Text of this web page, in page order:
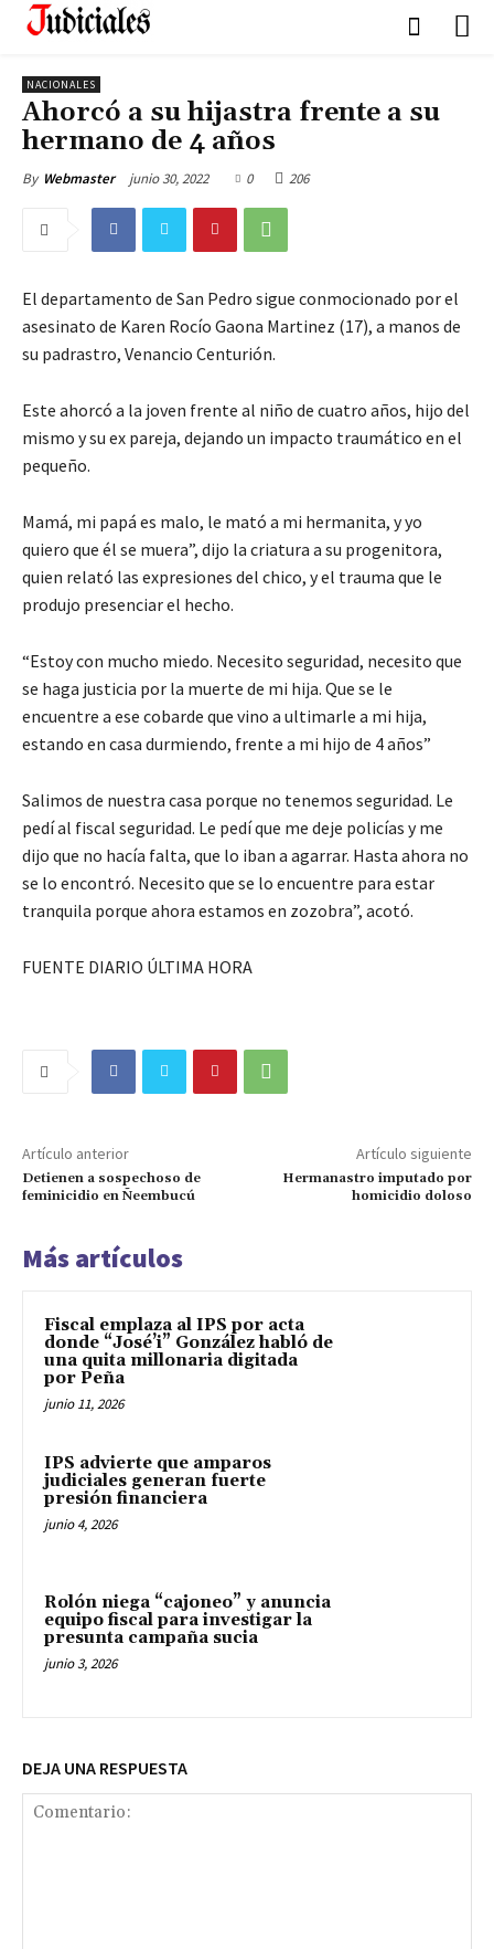
NACIONALES
Ahorcó a su hijastra frente a su
hermano de 4 años
By Webmaster junio 30, 2022 0 206
El departamento de San Pedro sigue conmocionado por el
asesinato de Karen Rocío Gaona Martinez (17), a manos de
su padrastro, Venancio Centurión.
Este ahorcó a la joven frente al niño de cuatro años, hijo del
mismo y su ex pareja, dejando un impacto traumático en el
pequeño.
Mamá, mi papá es malo, le mató a mi hermanita, y yo
quiero que él se muera”, dijo la criatura a su progenitora,
quien relató las expresiones del chico, y el trauma que le
produjo presenciar el hecho.
“Estoy con mucho miedo. Necesito seguridad, necesito que
se haga justicia por la muerte de mi hija. Que se le
encuentre a ese cobarde que vino a ultimarle a mi hija,
estando en casa durmiendo, frente a mi hijo de 4 años”
Salimos de nuestra casa porque no tenemos seguridad. Le
pedí al fiscal seguridad. Le pedí que me deje policías y me
dijo que no hacía falta, que lo iban a agarrar. Hasta ahora no
se lo encontró. Necesito que se lo encuentre para estar
tranquila porque ahora estamos en zozobra”, acotó.
FUENTE DIARIO ÚLTIMA HORA
Artículo anterior
Detienen a sospechoso de
feminicidio en Ñeembucú
Artículo siguiente
Hermanastro imputado por
homicidio doloso
Más artículos
Fiscal emplaza al IPS por acta
donde “José’i” González habló de
una quita millonaria digitada
por Peña
junio 11, 2026
IPS advierte que amparos
judiciales generan fuerte
presión financiera
junio 4, 2026
Rolón niega “cajoneo” y anuncia
equipo fiscal para investigar la
presunta campaña sucia
junio 3, 2026
DEJA UNA RESPUESTA